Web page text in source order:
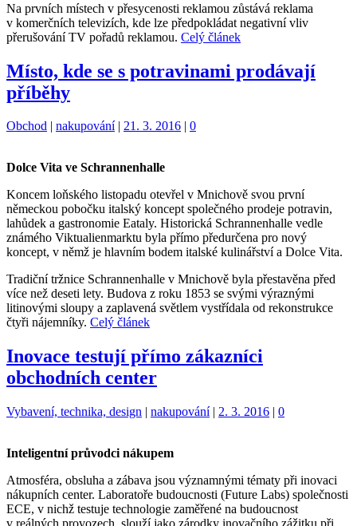
Na prvních místech v přesycenosti reklamou zůstává reklama
v komerčních televizích, kde lze předpokládat negativní vliv
přerušování TV pořadů reklamou. Celý článek
Místo, kde se s potravinami prodávají
příběhy
Kategorie:
Obchod Štítky:
nakupování 21. 3. 2016 0
Dolce Vita ve Schrannenhalle
Koncem loňského listopadu otevřel v Mnichově svou první
německou pobočku italský koncept společného prodeje potravin,
lahůdek a gastronomie Eataly. Historická Schrannenhalle vedle
známého Viktualienmarktu byla přímo předurčena pro nový
koncept, v němž je hlavním bodem italské kulinářství a Dolce Vita.
Tradiční tržnice Schrannenhalle v Mnichově byla přestavěna před
více než deseti lety. Budova z roku 1853 se svými výraznými
litinovými sloupy a zaplavená světlem vystřídala od rekonstrukce
čtyři nájemníky. Celý článek
Inovace testují přímo zákazníci
obchodních center
Kategorie:
Vybavení, technika, design | Štítky:
nakupování | 2. 3. 2016 | 0
Inteligentní průvodci nákupem
Atmosféra, obsluha a zábava jsou významnými tématy při inovaci
nákupních center. Laboratoře budoucnosti (Future Labs) společnosti
ECE, v nichž testuje technologie zaměřené na budoucnost